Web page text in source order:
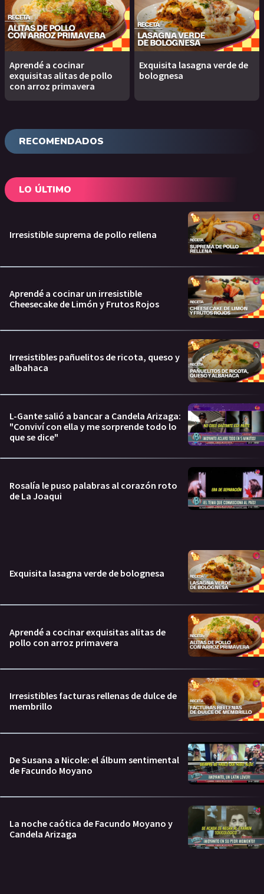
Aprendé a cocinar
exquisitas alitas de pollo
con arroz primavera
Exquisita lasagna verde de
bolognesa
RECOMENDADOS
LO ÚLTIMO
Irresistible suprema de pollo rellena
Aprendé a cocinar un irresistible
Cheesecake de Limón y Frutos Rojos
Irresistibles pañuelitos de ricota, queso y
albahaca
L-Gante salió a bancar a Candela Arizaga:
"Conviví con ella y me sorprende todo lo
que se dice"
Rosalía le puso palabras al corazón roto
de La Joaqui
Exquisita lasagna verde de bolognesa
Aprendé a cocinar exquisitas alitas de
pollo con arroz primavera
Irresistibles facturas rellenas de dulce de
membrillo
De Susana a Nicole: el álbum sentimental
de Facundo Moyano
La noche caótica de Facundo Moyano y
Candela Arizaga